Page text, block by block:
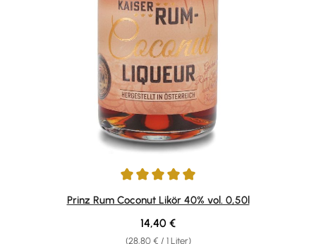
Durchschnittliche Bewertung von 4.92 von 5 Sternen
Prinz Rum Coconut Likör 40% vol. 0,50l
(28,80 € / 1 Liter)
Regulärer Preis:
14,40 €